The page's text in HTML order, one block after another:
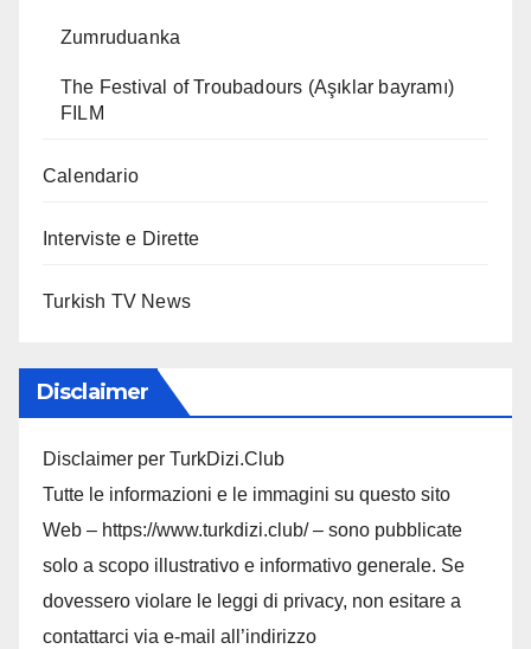
Zumruduanka
The Festival of Troubadours (Aşıklar bayramı)
FILM
Calendario
Interviste e Dirette
Turkish TV News
Disclaimer
Disclaimer per TurkDizi.Club
Tutte le informazioni e le immagini su questo sito
Web – https://www.turkdizi.club/ – sono pubblicate
solo a scopo illustrativo e informativo generale. Se
dovessero violare le leggi di privacy, non esitare a
contattarci via e-mail all’indirizzo